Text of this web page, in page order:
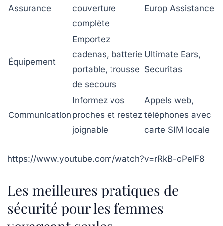
Assurance
couverture
complète
Europ Assistance
Équipement
Emportez
cadenas, batterie
portable, trousse
de secours
Ultimate Ears,
Securitas
Communication
Informez vos
proches et restez
joignable
Appels web,
téléphones avec
carte SIM locale
https://www.youtube.com/watch?v=rRkB-cPelF8
Les meilleures pratiques de
sécurité pour les femmes